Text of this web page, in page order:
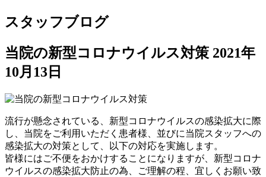
スタッフブログ
当院の新型コロナウイルス対策 2021年
10月13日
流行が懸念されている、新型コロナウイルスの感染拡大に際
し、当院をご利用いただく患者様、並びに当院スタッフへの
感染拡大の対策として、以下の対応を実施します。
皆様にはご不便をおかけすることになりますが、新型コロナ
ウイルスの感染拡大防止の為、ご理解の程、宜しくお願い致